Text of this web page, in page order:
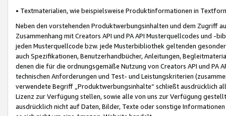
• Textmaterialien, wie beispielsweise Produktinformationen in
Neben den vorstehenden Produktwerbungsinhalten und dem Zugriff
Zusammenhang mit Creators API und PA API Musterquellcodes und
jeden Musterquellcode bzw. jede Musterbibliothek geltenden
auch Spezifikationen, Benutzerhandbücher, Anleitungen,
denen die für die ordnungsgemäße Nutzung von Creators API und PA
technischen Anforderungen und Test- und Leistungskriterien
verwendete Begriff „Produktwerbungsinhalte“ schließt ausdrücklich
Lizenz zur Verfügung stellen, sowie alle von uns zur Verfügung
ausdrücklich nicht auf Daten, Bilder, Texte oder sonstige